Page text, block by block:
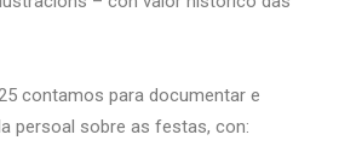
contamos para documentar e
persoal sobre as festas, con: